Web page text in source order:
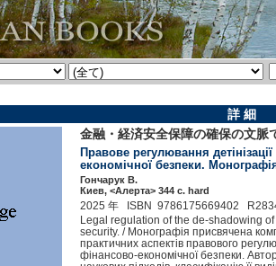
詳 細
金融・経済安全保障の確保の文
Правове регулювання
економічної безпеки.
Гончарук В.
Киев, <Алерта> 344 c. hard
2025 年 ISBN 9786175669402
Legal regulation of the de-shadowing
security. / Монографія присвячена
практичних аспектів правового
фінансово-економічної безпеки. Автор